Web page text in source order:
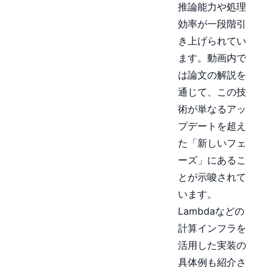
推論能力や処理
効率が一段階引
き上げられてい
ます。動画内で
は論文の解説を
通じて、この技
術が単なるアッ
プデートを超え
た「新しいフェ
ーズ」にあるこ
とが示唆されて
います。
Lambdaなどの
計算インフラを
活用した実装の
具体例も紹介さ